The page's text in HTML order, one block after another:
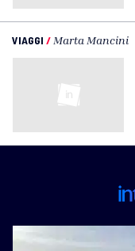
VIAGGI / Marta Mancini